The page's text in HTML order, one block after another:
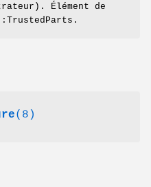
Élément de
(8)